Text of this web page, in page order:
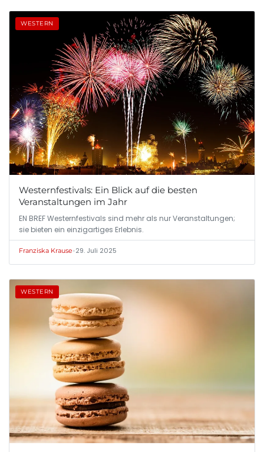
WESTERN
Westernfestivals: Ein Blick auf die besten
Veranstaltungen im Jahr
EN BREF Westernfestivals sind mehr als nur Veranstaltungen;
sie bieten ein einzigartiges Erlebnis.
Franziska Krause•29. Juli 2025
WESTERN